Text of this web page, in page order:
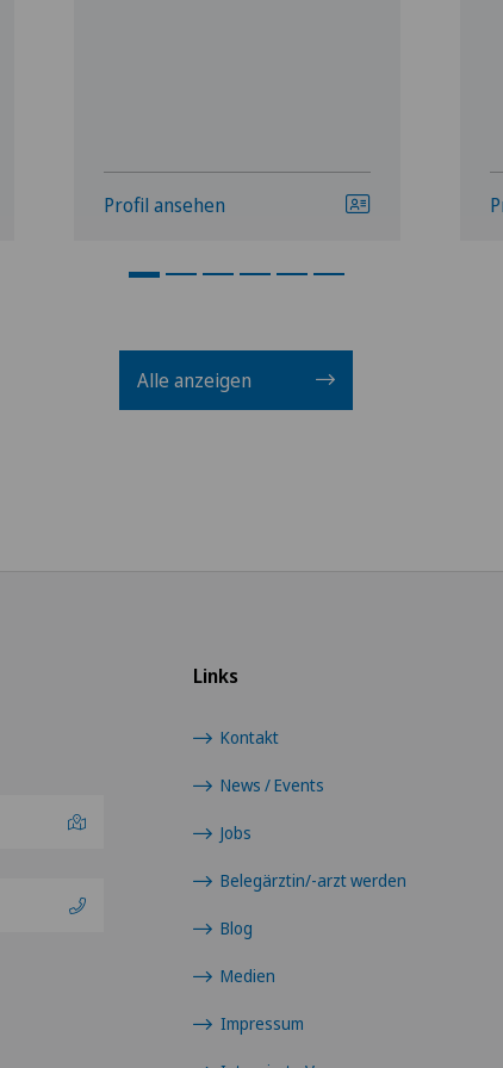
Profil ansehen
Alle anzeigen
Links
Kontakt
News / Events
Jobs
Belegärztin/-arzt werden
Blog
Medien
Impressum